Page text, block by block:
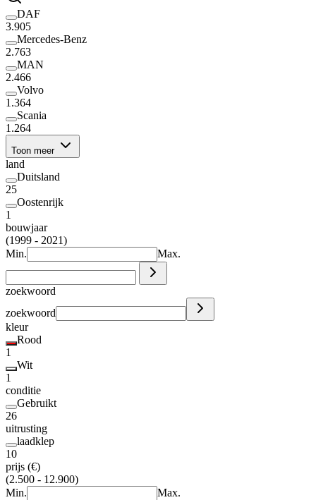
DAF
3.905
Mercedes-Benz
2.763
MAN
2.466
Volvo
1.364
Scania
1.264
Toon meer
land
Duitsland
25
Oostenrijk
1
bouwjaar
(1999 - 2021)
Min.
Max.
zoekwoord
zoekwoord
kleur
Rood
1
Wit
1
conditie
Gebruikt
26
uitrusting
laadklep
10
prijs (€)
(2.500 - 12.900)
Min.
Max.